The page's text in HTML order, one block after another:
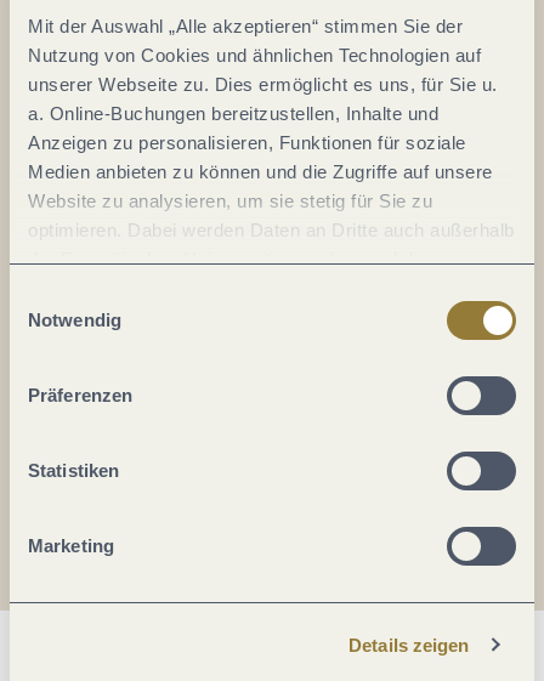
Mit der Auswahl „Alle akzeptieren“ stimmen Sie der
Nutzung von Cookies und ähnlichen Technologien auf
unserer Webseite zu. Dies ermöglicht es uns, für Sie u.
a. Online-Buchungen bereitzustellen, Inhalte und
Anzeigen zu personalisieren, Funktionen für soziale
Medien anbieten zu können und die Zugriffe auf unsere
Website zu analysieren, um sie stetig für Sie zu
optimieren. Dabei werden Daten an Dritte auch außerhalb
der Europäischen Union weitergegeben und dort
jederzeit widerrufen werden. Mit der Auswahl "Alle
ablehnen" kann es zu Beeinträchtigungen in der Nutzung
Notwendig
Präferenzen
Statistiken
Marketing
Details zeigen